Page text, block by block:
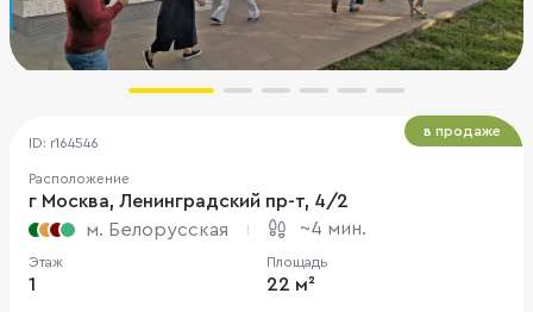
ID: r164546
Расположение
г Москва, Ленинградский пр-т, 4/2
м. Белорусская
~4 мин.
Этаж
1
Площадь
22 м²
в продаже